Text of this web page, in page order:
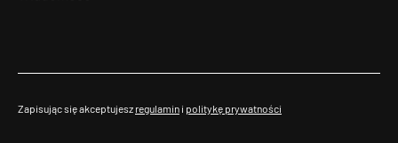
Zapisując się akceptujesz regulamin i politykę prywatności